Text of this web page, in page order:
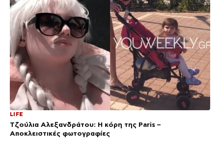
LIFE
Τζούλια Αλεξανδράτου: Η κόρη της Paris –
Αποκλειστικές φωτογραφίες